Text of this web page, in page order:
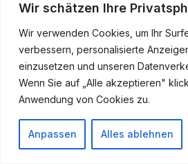
Wir schätzen Ihre
Wir verwenden Cookies, um Ihr
verbessern, personalisierte
einzusetzen und unseren
Wenn Sie auf „Alle akzeptieren"
Anwendung von Cookies zu.
Anpassen Alles ablehnen
Service zu bieten. Wir sind fest in
und für Sie da.
Modernste Ausrüstung & Original-
Für eine schnelle und nachhaltige
können wir Fehlerquellen präzise
effektiv beheben.